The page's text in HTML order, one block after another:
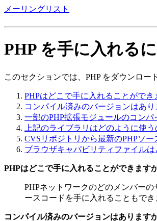
メーリングリスト
PHP を手に入れる
このセクションでは、PHP をダウンロー
PHPはどこで手に入れることができ
コンパイル済みのバージョンはあり
一部のPHP拡張モジュールのコン
上記のライブラリはどのように使う
CVSリポジトリから最新のPHPソ
ブラウザキャパビリティファイル
PHPはどこで手に入れることができます
PHPネットワークのどのメンバー
ースコードを手に入れることもでき
コンパイル済みのバージョンはあります